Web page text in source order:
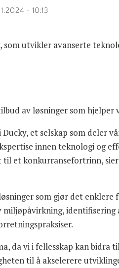
- 10:13
som utvikler avanserte
av løsninger som
et selskap som
innen teknologi og
et konkurransefortrinn,
som gjør det
da vi i fellesskap kan bidra
til å akselerere